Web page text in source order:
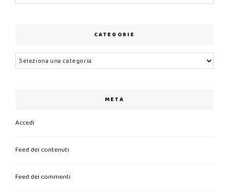
CATEGORIE
Categorie
META
Accedi
Feed dei contenuti
Feed dei commenti